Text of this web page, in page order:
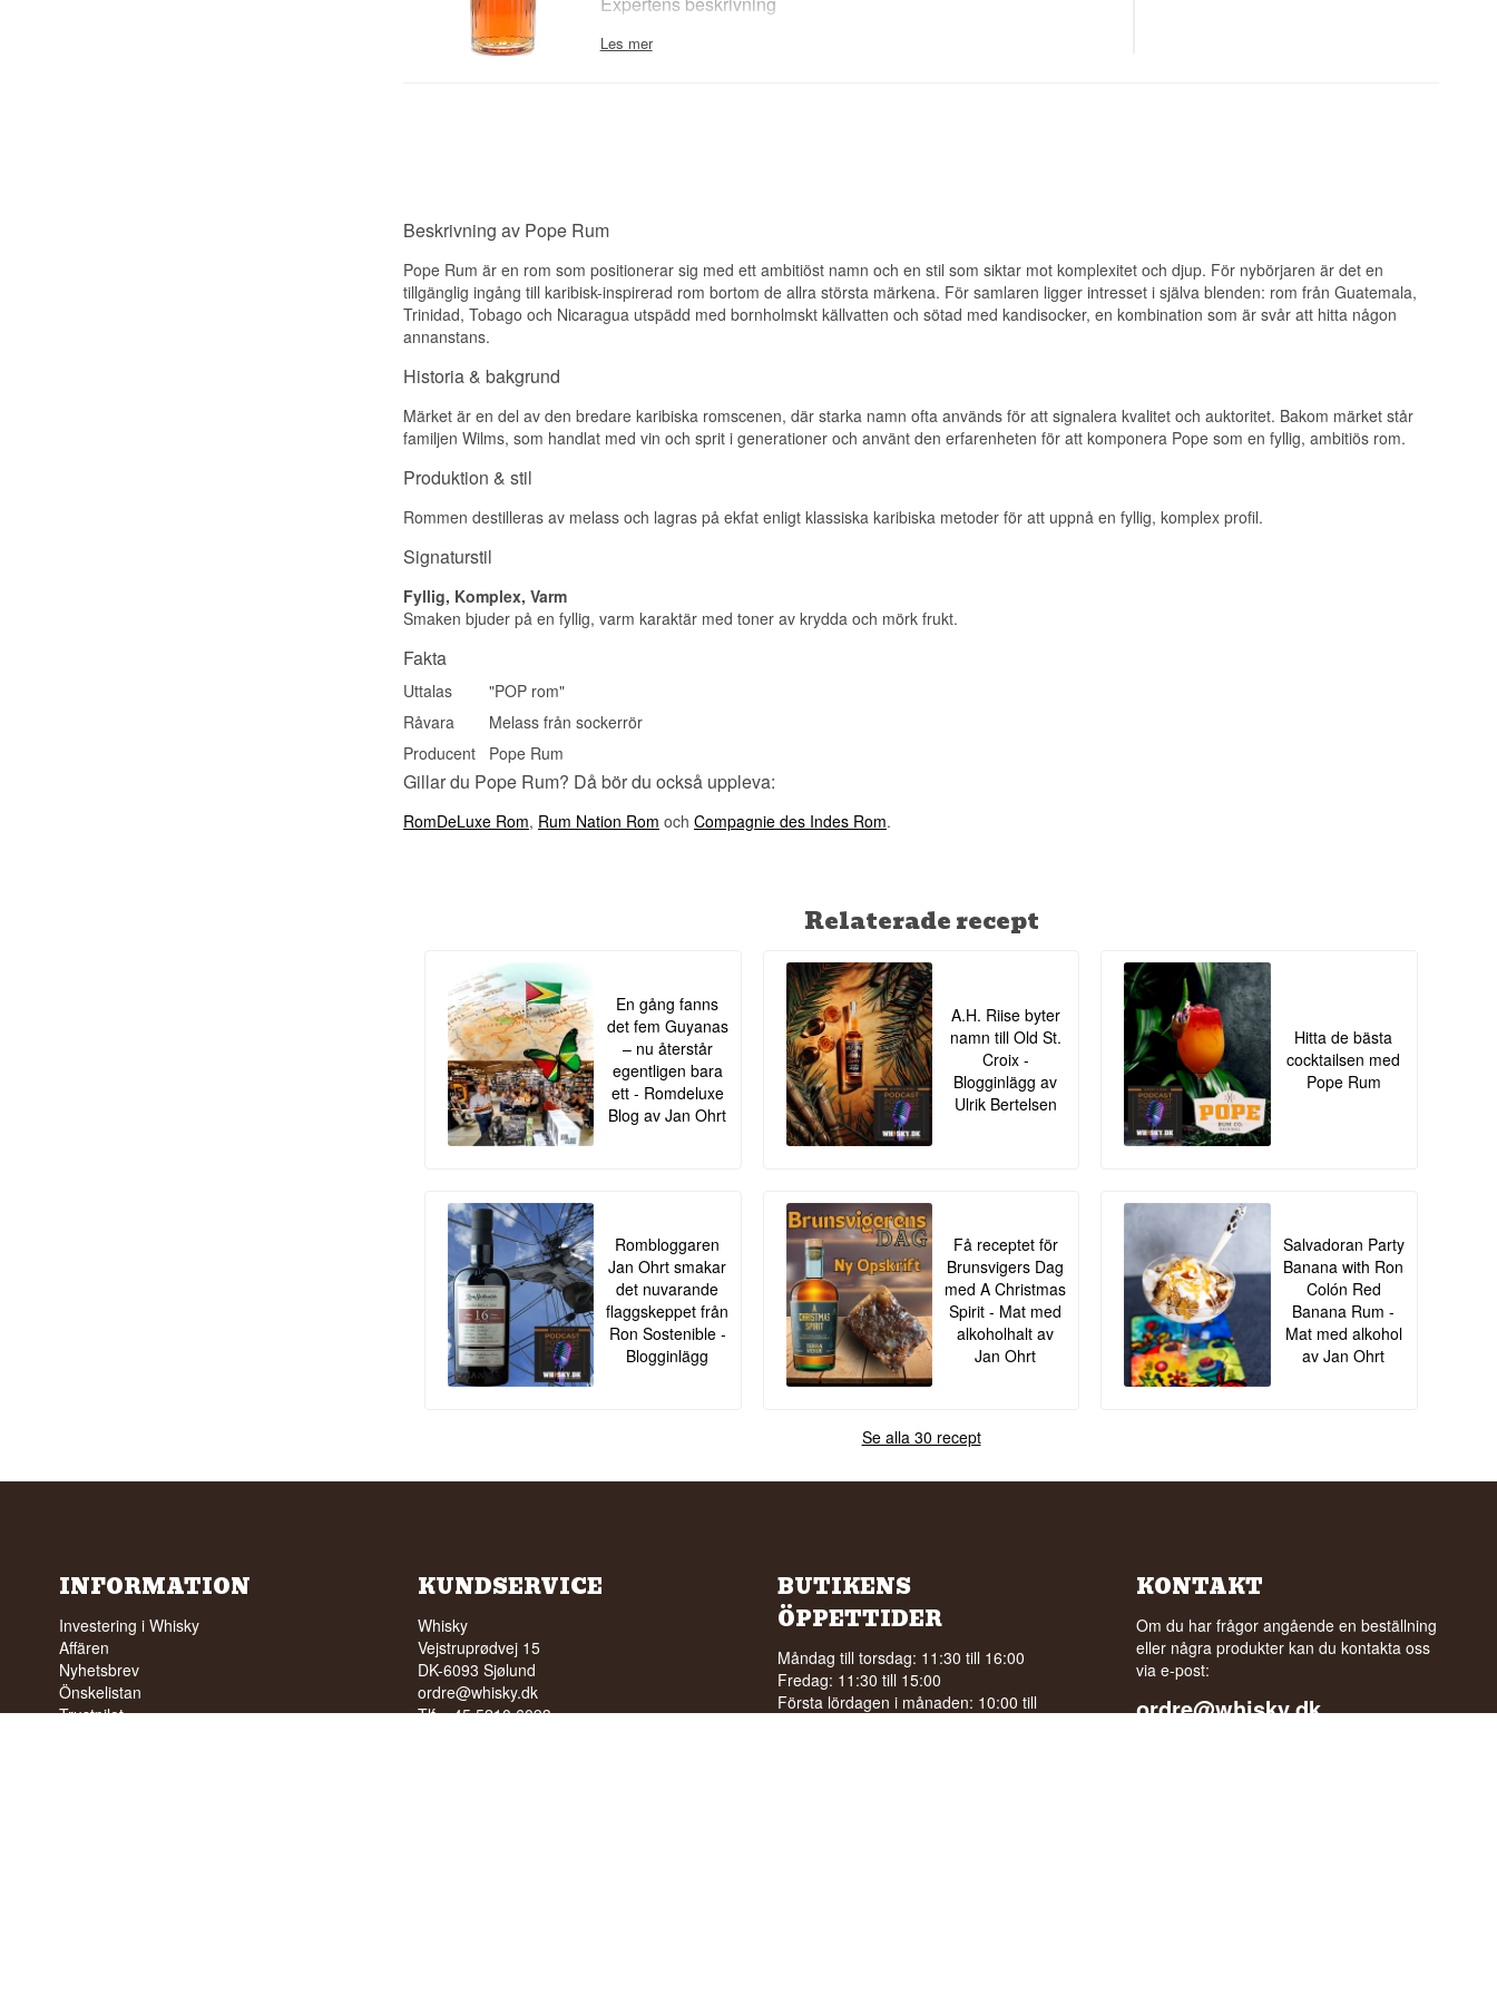
blandning, vilket ger en bredare smakgrund än rom från bara ett ursprungsland.
Se hela vårt utbud av
Pope Rum Spiced är en Kryddad Rom gjord av sockerrör från Guatemala,
Doft
Mjuk vanilj och karamell med en aning krydda.
Smak
Mjuk, sötaktig finish utan skärpa.
Buteljerare: Pope Spirits
Region/Land: Guatemala, Nicaragua, Trinidad och Tobago
Serveringsförslag: På is eller som bas i cocktails som Hurricane eller Negroni
Sötaktig · Mjuk · Kryddig · Vanilj · Krämig
Pope Rum använder medvetet vatten från Bornholm i sin produktion – en detalj som
Se hela vårt sortiment avPope Rum
Les mer
Beskrivning av Pope Rum
Pope Rum är en rom som positionerar sig med ett ambitiöst namn och en stil som siktar mot komplexitet och djup. För nybörjaren är det en
tillgänglig ingång till karibisk-inspirerad rom bortom de allra största märkena. För samlaren ligger intresset i själva blenden: rom från Guatemala,
Trinidad, Tobago och Nicaragua utspädd med bornholmskt källvatten och sötad med kandisocker, en kombination som är svår att hitta någon
annanstans.
Historia & bakgrund
Märket är en del av den bredare karibiska romscenen, där starka namn ofta används för att signalera kvalitet och auktoritet. Bakom märket står
familjen Wilms, som handlat med vin och sprit i generationer och använt den erfarenheten för att komponera Pope som en fyllig, ambitiös rom.
Produktion & stil
Rommen destilleras av melass och lagras på ekfat enligt klassiska karibiska metoder för att uppnå en fyllig, komplex profil.
Signaturstil
Fyllig, Komplex, Varm
Smaken bjuder på en fyllig, varm karaktär med toner av krydda och mörk frukt.
Fakta
Uttalas
"POP rom"
Råvara
Melass från sockerrör
Producent
Pope Rum
Gillar du Pope Rum? Då bör du också uppleva:
RomDeLuxe Rom, Rum Nation Rom och Compagnie des Indes Rom.
Relaterade recept
En gång fanns
det fem Guyanas
– nu återstår
egentligen bara
ett - Romdeluxe
Blog av Jan Ohrt
A.H. Riise byter
namn till Old St.
Croix -
Blogginlägg av
Ulrik Bertelsen
Hitta de bästa
cocktailsen med
Pope Rum
Rombloggaren
Jan Ohrt smakar
det nuvarande
flaggskeppet från
Ron Sostenible -
Blogginlägg
Få receptet för
Brunsvigers Dag
med A Christmas
Spirit - Mat med
alkoholhalt av
Jan Ohrt
Salvadoran Party
Banana with Ron
Colón Red
Banana Rum -
Mat med alkohol
av Jan Ohrt
Se alla 30 recept
INFORMATION
Investering i Whisky
Affären
Nyhetsbrev
Önskelistan
Trustpilot
KUNDSERVICE
Whisky
Vejstruprødvej 15
DK-6093 Sjølund
ordre@whisky.dk
Tlf. +45 5210 6093
BUTIKENS
ÖPPETTIDER
Måndag till torsdag: 11:30 till 16:00
Fredag: 11:30 till 15:00
Första lördagen i månaden: 10:00 till
KONTAKT
Om du har frågor angående en beställning
eller några produkter kan du kontakta oss
via e-post:
ordre@whisky.dk